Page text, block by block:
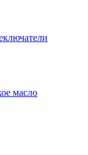
масло